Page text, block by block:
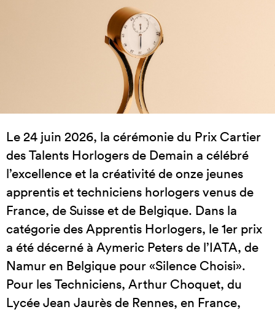
Le 24 juin 2026, la cérémonie du Prix Cartier
des Talents Horlogers de Demain a célébré
l’excellence et la créativité de onze jeunes
apprentis et techniciens horlogers venus de
France, de Suisse et de Belgique. Dans la
catégorie des Apprentis Horlogers, le 1er prix
a été décerné à Aymeric Peters de l’IATA, de
Namur en Belgique pour «Silence Choisi».
Pour les Techniciens, Arthur Choquet, du
Lycée Jean Jaurès de Rennes, en France,